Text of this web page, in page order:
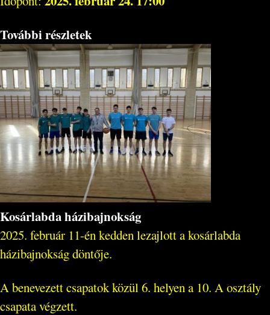
További részletek
Kosárlabda házibajnokság
2025. február 11-én kedden lezajlott a kosárlabda
házibajnokság döntője.
A benevezett csapatok közül 6. helyen a 10. A osztály
csapata végzett.